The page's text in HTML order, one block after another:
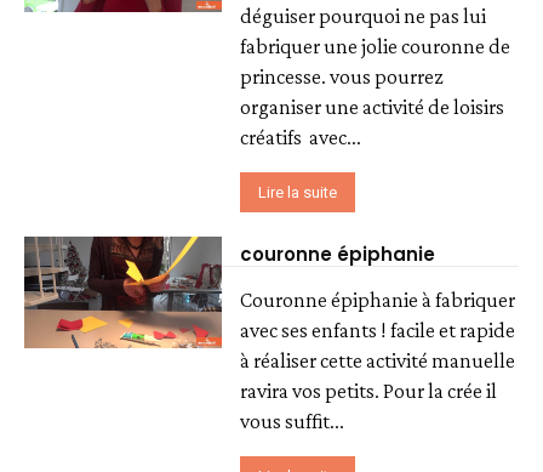
déguiser pourquoi ne pas lui
fabriquer une jolie couronne de
princesse. vous pourrez
organiser une activité de loisirs
créatifs avec...
Lire la suite
couronne épiphanie
Couronne épiphanie à fabriquer
avec ses enfants ! facile et rapide
à réaliser cette activité manuelle
ravira vos petits. Pour la crée il
vous suffit...